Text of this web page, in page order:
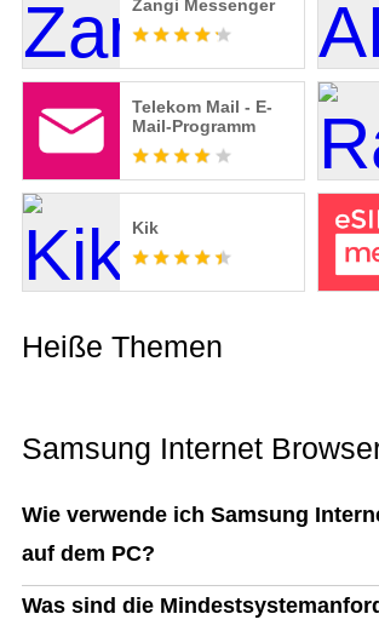
Zangi Messenger
Telekom Mail - E-
Mail-Programm
Kik
Heiße Themen
Samsung Internet
Wie verwende ich Samsung
auf dem PC?
Was sind die